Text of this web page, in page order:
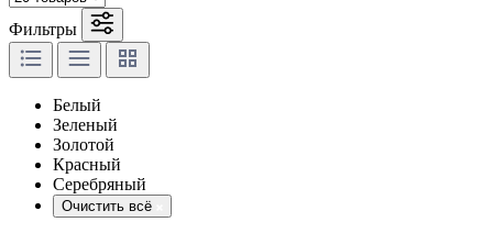
Фильтры
Белый
Зеленый
Золотой
Красный
Серебряный
Очистить всё